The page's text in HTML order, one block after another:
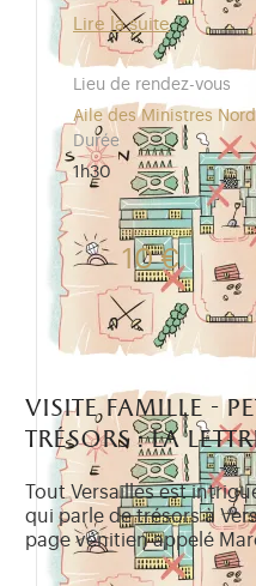
Lire la suite
Lieu de rendez-vous
Aile des Ministres Nord
Durée
1h30
Gratuit pour les
10 €
visite famille -
trésors : la
Tout Versailles est
qui parle de trésors à
page vénitien appelé